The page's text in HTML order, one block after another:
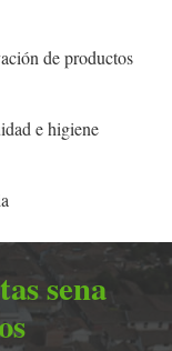
de productos
e higiene
sena